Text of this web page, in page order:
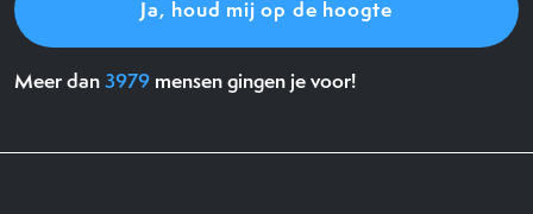
Meer dan3979 mensen gingen je voor!